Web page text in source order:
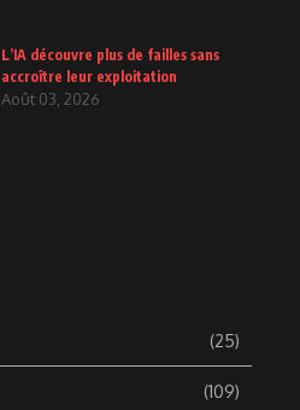
L’IA découvre plus de failles sans
accroître leur exploitation
Août 03, 2026
(25)
(109)